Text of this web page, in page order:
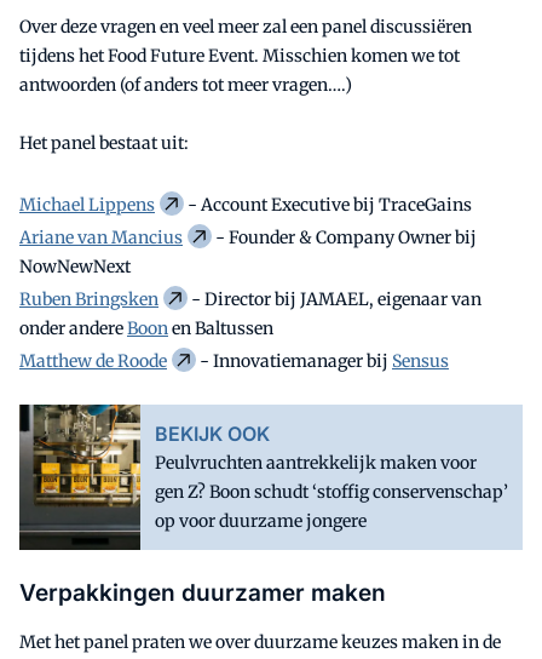
Over deze vragen en veel meer zal een panel discussiëren
tijdens het Food Future Event. Misschien komen we tot
antwoorden (of anders tot meer vragen….)
Het panel bestaat uit:
Michael Lippens
- Account Executive bij TraceGains
Ariane van Mancius
- Founder & Company Owner bij
NowNewNext
Ruben Bringsken
- Director bij JAMAEL, eigenaar van
onder andereBoonen Baltussen
Matthew de Roode
- Innovatiemanager bij Sensus
BEKIJK OOK
Peulvruchten aantrekkelijk maken voor
gen Z? Boon schudt ‘stoffig conservenschap’
op voor duurzame jongere
Verpakkingen duurzamer maken
Met het panel praten we over duurzame keuzes maken in de